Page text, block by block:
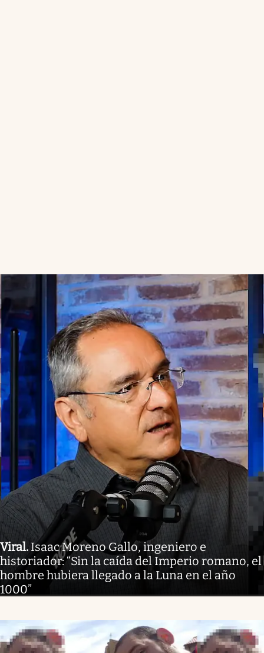
Viral. Isaac Moreno Gallo, ingeniero e
historiador: “Sin la caída del Imperio romano, el
hombre hubiera llegado a la Luna en el año
1000”